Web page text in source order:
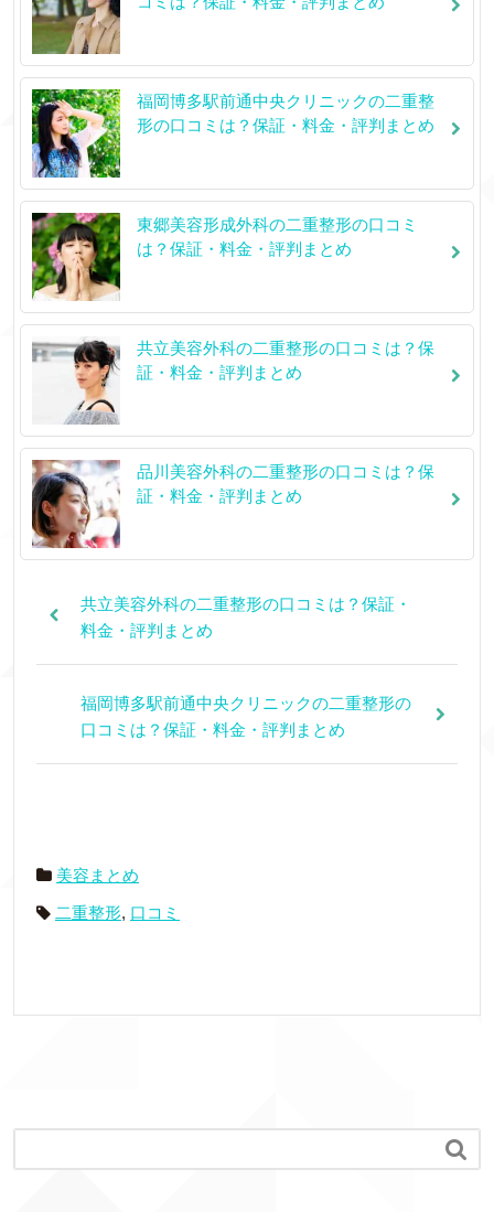
福岡博多駅前通中央クリニックの二重整
形の口コミは？保証・料金・評判まとめ
東郷美容形成外科の二重整形の口コミ
は？保証・料金・評判まとめ
共立美容外科の二重整形の口コミは？保
証・料金・評判まとめ
品川美容外科の二重整形の口コミは？保
証・料金・評判まとめ
共立美容外科の二重整形の口コミは？保証・
料金・評判まとめ
福岡博多駅前通中央クリニックの二重整形の
口コミは？保証・料金・評判まとめ
美容まとめ
二重整形, 口コミ
